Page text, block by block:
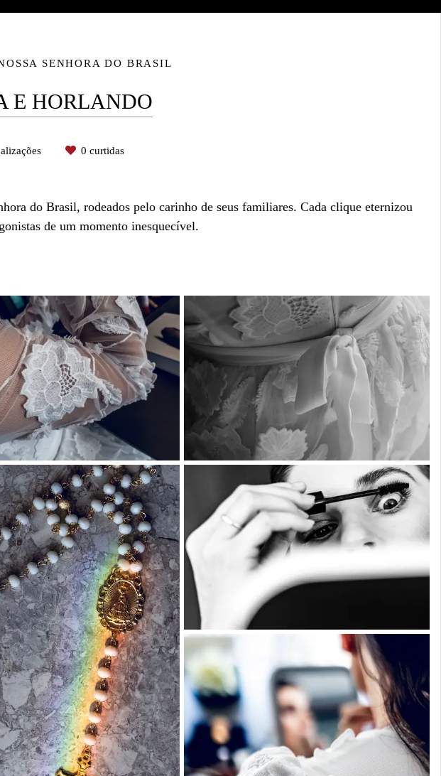
SENHORA DO BRASIL
E HORLANDO
0 curtidas
do Brasil, rodeados pelo carinho de seus familiares. Cada clique eternizou
de um momento inesquecível.